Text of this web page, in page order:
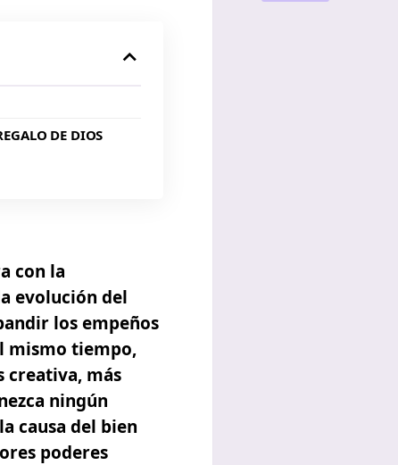
DE DIOS
con la
evolución del
los empeños
mismo tiempo,
creativa, más
ningún
causa del bien
poderes